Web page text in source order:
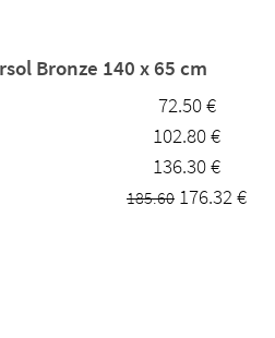
Bronze 140 x 65 cm
72.50 €
102.80 €
136.30 €
185.60 176.32 €